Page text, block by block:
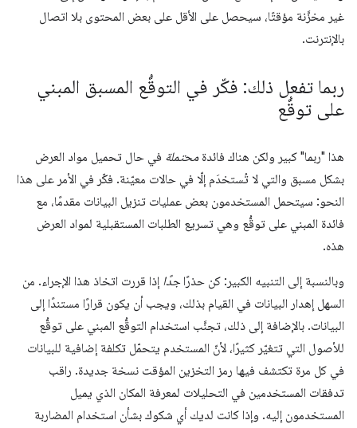
غير مخزَّنة مؤقتًا، سيحصل على الأقل على بعض المحتوى بلا اتصال
بالإنترنت.
ربما تفعل ذلك: فكّر في التوقُّع المسبق المبني
على توقُّع
هذا "ربما" كبير ولكن هناك فائدة محتملة في حال تحميل مواد العرض
بشكل مسبق والتي لا تُستخدَم إلّا في حالات معيّنة. فكّر في الأمر على هذا
النحو: سيتحمل المستخدمون بعض عمليات تنزيل البيانات مقدمًا، مع
فائدة المبني على توقُّع وهي تسريع الطلبات المستقبلية لمواد العرض
هذه.
وبالنسبة إلى التنبيه الكبير: كن حذرًا جدًا إذا قررت اتخاذ هذا الإجراء. من
السهل إهدار البيانات في القيام بذلك، ويجب أن يكون قرارًا مستندًا إلى
البيانات. بالإضافة إلى ذلك، تجنَّب استخدام التوقُّع المبني على توقُّع
للأصول التي تتغيّر كثيرًا، لأنّ المستخدم يتحمّل تكلفة إضافية للبيانات
في كل مرة تكتشف فيها رمز التخزين المؤقت نسخة جديدة. راقب
تدفقات المستخدمين في التحليلات لمعرفة المكان الذي يميل
المستخدمون إليه. وإذا كانت لديك أي شكوك بشأن استخدام المضاربة